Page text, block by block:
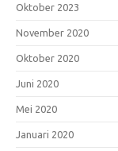
Oktober 2023
November 2020
Oktober 2020
Juni 2020
Mei 2020
Januari 2020